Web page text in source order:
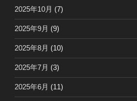
2025年10月 (7)
2025年9月 (9)
2025年8月 (10)
2025年7月 (3)
2025年6月 (11)